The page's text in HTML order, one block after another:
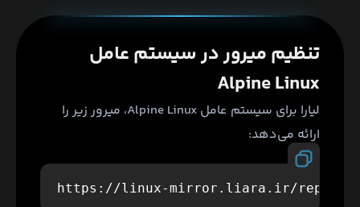
تنظیم میرور در سیستم عامل
Alpine Linux
لیارا برای سیستم عامل Alpine Linux، میرور زیر را
ارائه می‌دهد: